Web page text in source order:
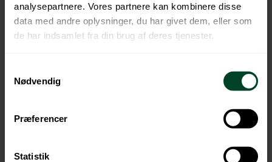
analysepartnere. Vores partnere kan kombinere disse
data med andre oplysninger, du har givet dem, eller som
de har indsamlet fra din brug af deres tjenester.
Nødvendig
Præferencer
Statistik